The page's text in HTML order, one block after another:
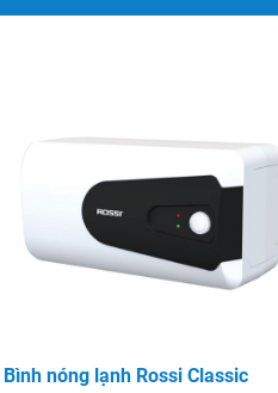
Bình nóng lạnh Rossi Classic